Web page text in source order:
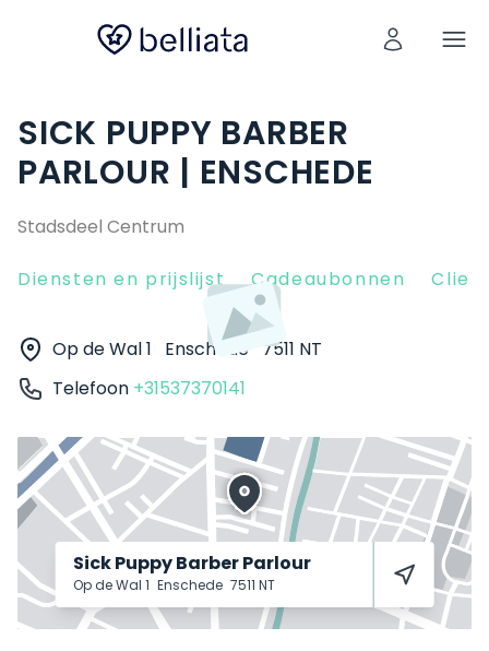
SICK PUPPY BARBER
PARLOUR | ENSCHEDE
Stadsdeel Centrum
Diensten en prijslijst Cadeaubonnen
Op de Wal 1 Enschede
7511 NT
Telefoon +31537370141
Sick Puppy Barber Parlour
Op de Wal 1 Enschede 7511 NT